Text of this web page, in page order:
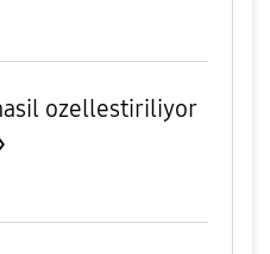
ozellestiriliyor